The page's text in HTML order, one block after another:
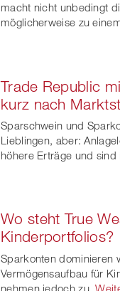
er
macht nicht unbedingt
möglicherweise zu
Trade Republic
kurz nach
Sparschwein und
Lieblingen, aber:
höhere Erträge und
Wo steht True
Kinderportfolios?
Sparkonten dominieren
Vermögensaufbau für
nehmen jedoch zu.